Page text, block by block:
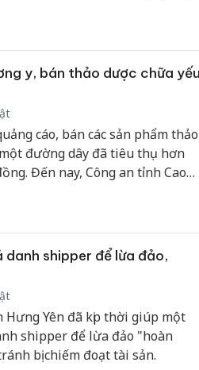
y, bán thảo dược chữa yếu
cáo, bán các sản phẩm thảo
đường dây đã tiêu thụ hơn
Đến nay, Công an tỉnh Cao
danh shipper để lừa đảo,
Hưng Yên đã kịp thời giúp một
shipper để lừa đảo "hoàn
bị chiếm đoạt tài sản.
Cà Mau: Tiêu
công khai hàng
sản phẩm nhập